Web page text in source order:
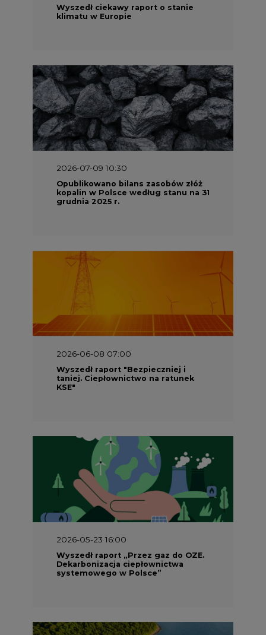
Wyszedł ciekawy raport o stanie
klimatu w Europie
2026-07-09 10:30
Opublikowano bilans zasobów złóż
kopalin w Polsce według stanu na 31
grudnia 2025 r.
2026-06-08 07:00
Wyszedł raport "Bezpieczniej i
taniej. Ciepłownictwo na ratunek
KSE"
2026-05-23 16:00
Wyszedł raport „Przez gaz do OZE.
Dekarbonizacja ciepłownictwa
systemowego w Polsce”